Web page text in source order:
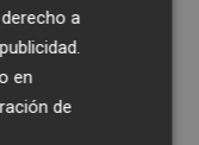
a
en
de